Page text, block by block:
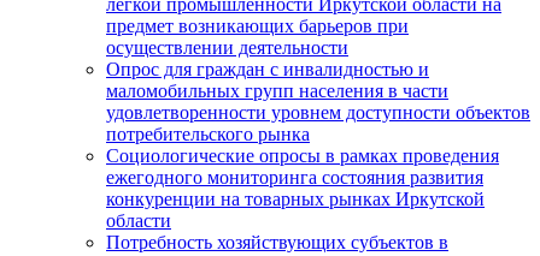
легкой промышленности Иркутской области на
предмет возникающих барьеров при
осуществлении деятельности
Опрос для граждан с инвалидностью и
маломобильных групп населения в части
удовлетворенности уровнем доступности объектов
потребительского рынка
Социологические опросы в рамках проведения
ежегодного мониторинга состояния развития
конкуренции на товарных рынках Иркутской
области
Потребность хозяйствующих субъектов в